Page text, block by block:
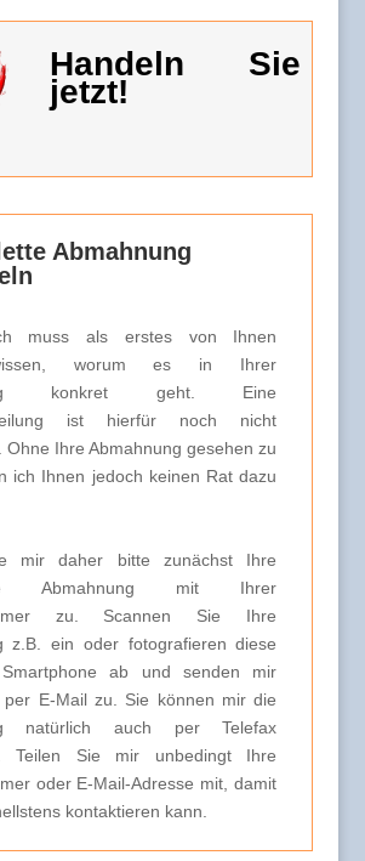
Handeln Sie
jetzt!
Abmahnung
muss als erstes von Ihnen
worum es in Ihrer
konkret geht. Eine
ist hierfür noch nicht
Ohne Ihre Abmahnung gesehen zu
ich Ihnen jedoch keinen Rat dazu
mir daher bitte zunächst Ihre
Abmahnung mit Ihrer
zu. Scannen Sie Ihre
z.B. ein oder fotografieren diese
ab und senden mir
per E-Mail zu. Sie können mir die
natürlich auch per Telefax
Teilen Sie mir unbedingt Ihre
oder E-Mail-Adresse mit, damit
kontaktieren kann.